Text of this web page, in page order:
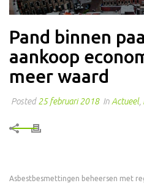
Pand binnen
aankoop
meer waard
Posted25 februari 2018 In Actueel,
Asbestbesmettingen beheersen met